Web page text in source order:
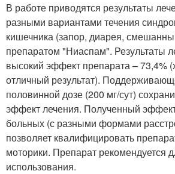
В работе приводятся результаты
разными вариантами течения
кишечника (запор, диарея,
препаратом "Ниаспам". Результаты
высокий эффект препарата – 73,4%
отличный результат).
половинной дозе (200 мг/сут)
эффект лечения. Полученный
больных (с разными формами
позволяет квалифицировать
моторики. Препарат рекомендуется
использования.